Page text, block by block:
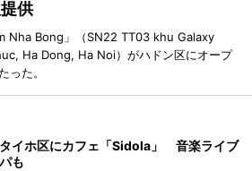
供
Nha Bong」（SN22 TT03 khu Galaxy
Ha Dong, Ha Noi）がハドン区にオープ
った。
イホ区にカフェ「Sidola」 音楽ライブ
も